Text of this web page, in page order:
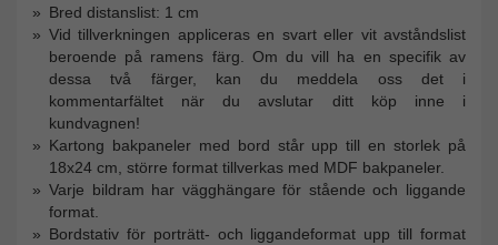
Bred distanslist: 1 cm
Vid tillverkningen appliceras en svart eller vit avståndslist
beroende på ramens färg. Om du vill ha en specifik av
dessa två färger, kan du meddela oss det i
kommentarfältet när du avslutar ditt köp inne i
kundvagnen!
Kartong bakpaneler med bord står upp till en storlek på
18x24 cm, större format tillverkas med MDF bakpaneler.
Varje bildram har vägghängare för stående och liggande
format.
Bordstativ för porträtt- och liggandeformat upp till format